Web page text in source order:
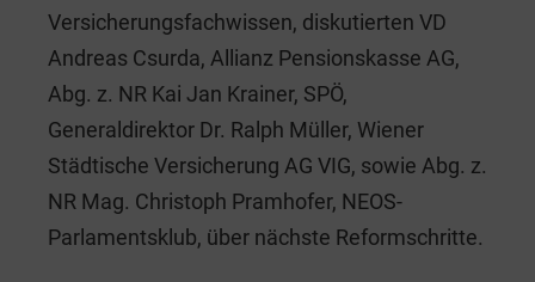
Versicherungsfachwissen, diskutierten VD
Andreas Csurda, Allianz Pensionskasse AG,
Abg. z. NR Kai Jan Krainer, SPÖ,
Generaldirektor Dr. Ralph Müller, Wiener
Städtische Versicherung AG VIG, sowie Abg. z.
NR Mag. Christoph Pramhofer, NEOS-
Parlamentsklub, über nächste Reformschritte.